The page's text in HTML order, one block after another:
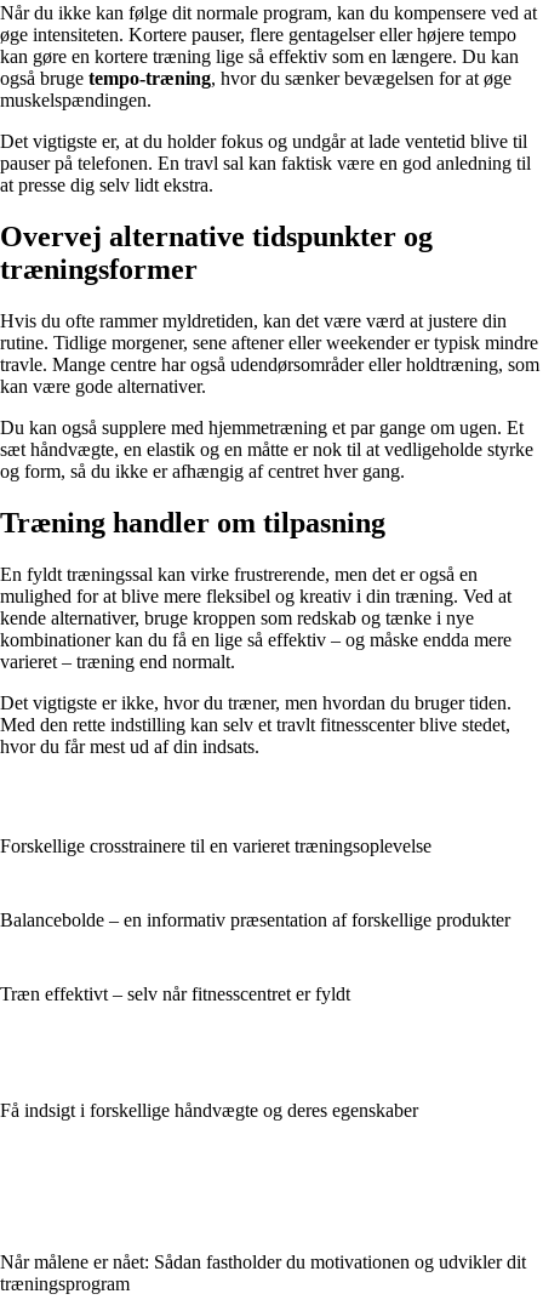
Når du ikke kan følge dit normale program, kan du kompensere ved at
øge intensiteten. Kortere pauser, flere gentagelser eller højere tempo
kan gøre en kortere træning lige så effektiv som en længere. Du kan
også bruge tempo-træning, hvor du sænker bevægelsen for at øge
muskelspændingen.
Det vigtigste er, at du holder fokus og undgår at lade ventetid blive til
pauser på telefonen. En travl sal kan faktisk være en god anledning til
at presse dig selv lidt ekstra.
Overvej alternative tidspunkter og
træningsformer
Hvis du ofte rammer myldretiden, kan det være værd at justere din
rutine. Tidlige morgener, sene aftener eller weekender er typisk mindre
travle. Mange centre har også udendørsområder eller holdtræning, som
kan være gode alternativer.
Du kan også supplere med hjemmetræning et par gange om ugen. Et
sæt håndvægte, en elastik og en måtte er nok til at vedligeholde styrke
og form, så du ikke er afhængig af centret hver gang.
Træning handler om tilpasning
En fyldt træningssal kan virke frustrerende, men det er også en
mulighed for at blive mere fleksibel og kreativ i din træning. Ved at
kende alternativer, bruge kroppen som redskab og tænke i nye
kombinationer kan du få en lige så effektiv – og måske endda mere
varieret – træning end normalt.
Det vigtigste er ikke, hvor du træner, men hvordan du bruger tiden.
Med den rette indstilling kan selv et travlt fitnesscenter blive stedet,
hvor du får mest ud af din indsats.
Forskellige crosstrainere til en varieret træningsoplevelse
Balancebolde – en informativ præsentation af forskellige produkter
Træn effektivt – selv når fitnesscentret er fyldt
Få indsigt i forskellige håndvægte og deres egenskaber
Når målene er nået: Sådan fastholder du motivationen og udvikler dit
træningsprogram